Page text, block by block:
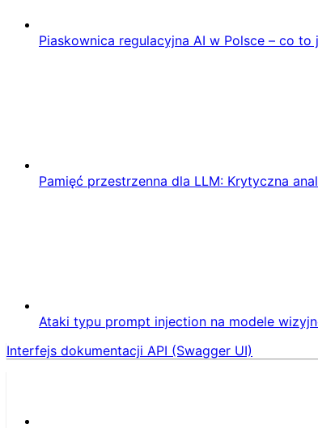
Piaskownica regulacyjna AI w Polsce – co
Pamięć przestrzenna dla LLM: Krytyczna
Ataki typu prompt injection na modele
Interfejs dokumentacji API (Swagger UI)